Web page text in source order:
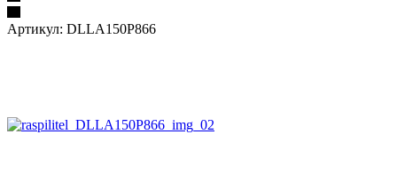
Артикул: DLLA150P866